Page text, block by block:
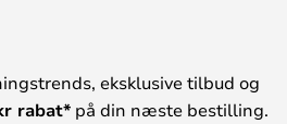
eksklusive tilbud og
rabat*på din næste bestilling.